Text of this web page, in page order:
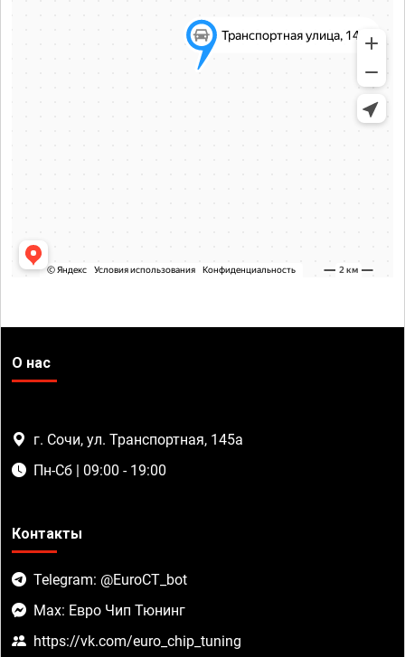
О нас
г. Сочи, ул. Транспортная, 145а
Пн-Сб | 09:00 - 19:00
Контакты
Telegram: @EuroCT_bot
Max: Евро Чип Тюнинг
https://vk.com/euro_chip_tuning